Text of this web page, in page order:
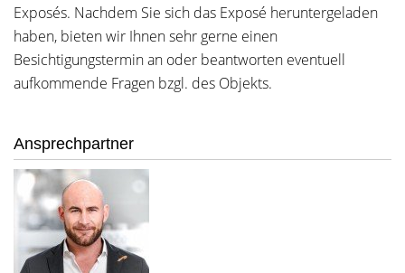
Exposés. Nachdem Sie sich das Exposé heruntergeladen
haben, bieten wir Ihnen sehr gerne einen
Besichtigungstermin an oder beantworten eventuell
aufkommende Fragen bzgl. des Objekts.
Ansprechpartner